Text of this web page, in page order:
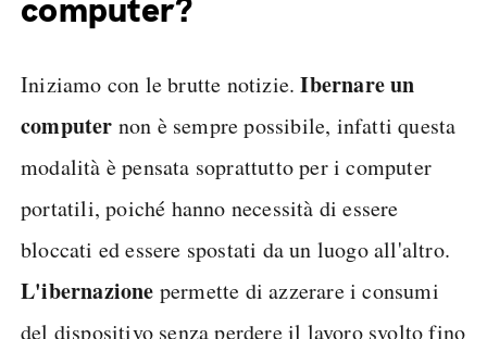
computer?
Iniziamo con le brutte notizie.Ibernare un
computer non è sempre possibile, infatti questa
modalità è pensata soprattutto per i computer
portatili, poiché hanno necessità di essere
bloccati ed essere spostati da un luogo all'altro.
L'ibernazione permette di azzerare i consumi
del dispositivo senza perdere il lavoro svolto fino